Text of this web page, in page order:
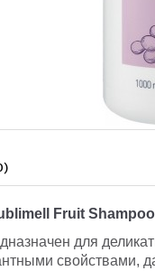
Fruit Shampoo
для
свойствами,